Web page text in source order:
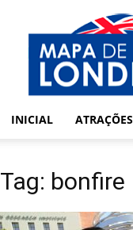
INICIAL
ATRAÇÕES
Tag: bonfire